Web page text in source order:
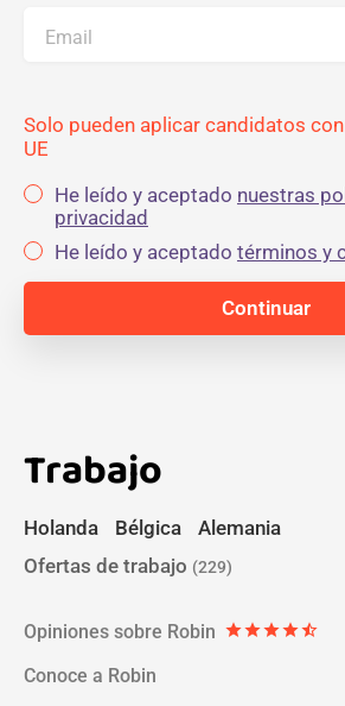
Email
Solo pueden aplicar candidatos
UE
He leído y aceptado nuestras
privacidad
He leído y aceptado términos y
Trabajo
Holanda Bélgica
Alemania
Ofertas de trabajo (229)
Opiniones sobre Robin starstarstarstarstar_half
Conoce a Robin